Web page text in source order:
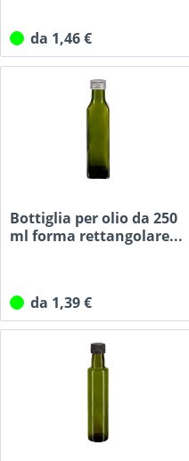
da 1,46 €
Bottiglia per olio da 250
ml forma rettangolare...
da 1,39 €